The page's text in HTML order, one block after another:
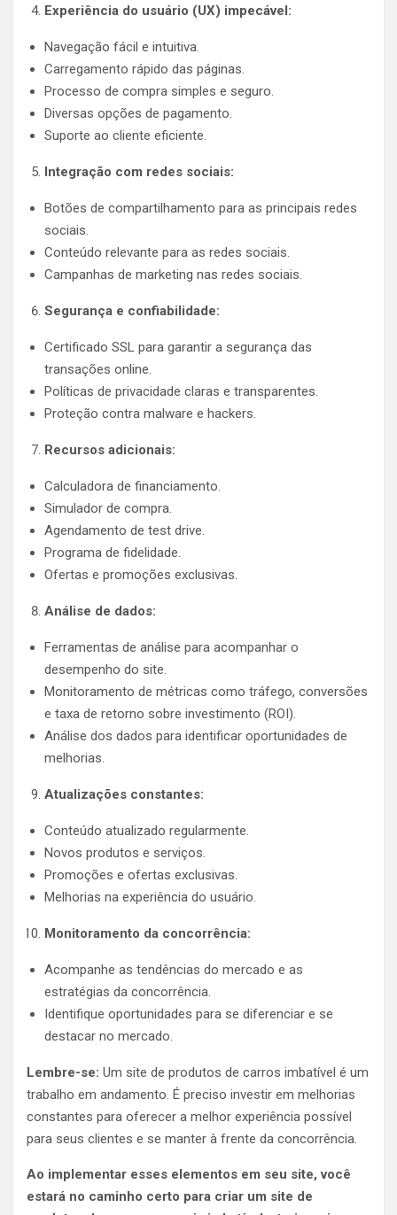
Experiência do usuário (UX) impecável:
Navegação fácil e intuitiva.
Carregamento rápido das páginas.
Processo de compra simples e seguro.
Diversas opções de pagamento.
Suporte ao cliente eficiente.
Integração com redes sociais:
Botões de compartilhamento para as principais redes
sociais.
Conteúdo relevante para as redes sociais.
Campanhas de marketing nas redes sociais.
Segurança e confiabilidade:
Certificado SSL para garantir a segurança das
transações online.
Políticas de privacidade claras e transparentes.
Proteção contra malware e hackers.
Recursos adicionais:
Calculadora de financiamento.
Simulador de compra.
Agendamento de test drive.
Programa de fidelidade.
Ofertas e promoções exclusivas.
Análise de dados:
Ferramentas de análise para acompanhar o
desempenho do site.
Monitoramento de métricas como tráfego, conversões
e taxa de retorno sobre investimento (ROI).
Análise dos dados para identificar oportunidades de
melhorias.
Atualizações constantes:
Conteúdo atualizado regularmente.
Novos produtos e serviços.
Promoções e ofertas exclusivas.
Melhorias na experiência do usuário.
Monitoramento da concorrência:
Acompanhe as tendências do mercado e as
estratégias da concorrência.
Identifique oportunidades para se diferenciar e se
destacar no mercado.
Lembre-se: Um site de produtos de carros imbatível é um
trabalho em andamento. É preciso investir em melhorias
constantes para oferecer a melhor experiência possível
para seus clientes e se manter à frente da concorrência.
Ao implementar esses elementos em seu site, você
estará no caminho certo para criar um site de